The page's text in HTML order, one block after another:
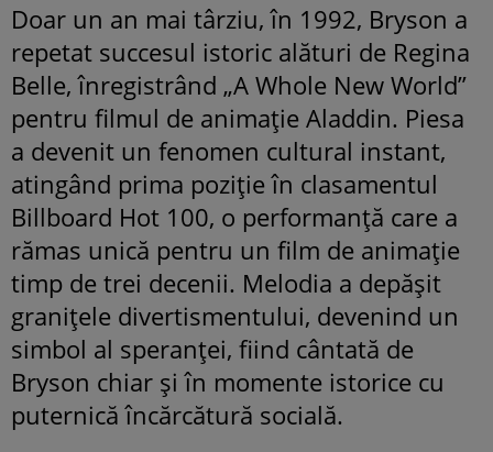
Doar un an mai târziu, în 1992, Bryson a
repetat succesul istoric alături de Regina
Belle, înregistrând „A Whole New World”
pentru filmul de animație Aladdin. Piesa
a devenit un fenomen cultural instant,
atingând prima poziție în clasamentul
Billboard Hot 100, o performanță care a
rămas unică pentru un film de animație
timp de trei decenii. Melodia a depășit
granițele divertismentului, devenind un
simbol al speranței, fiind cântată de
Bryson chiar și în momente istorice cu
puternică încărcătură socială.